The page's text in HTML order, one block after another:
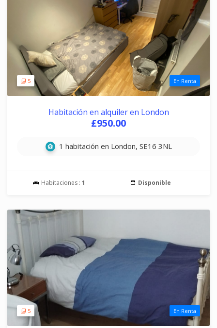
5 En Renta
Habitación en alquiler en London
£950.00
1 habitación en London, SE16 3NL
Habitaciones : 1 Disponible
5 En Renta